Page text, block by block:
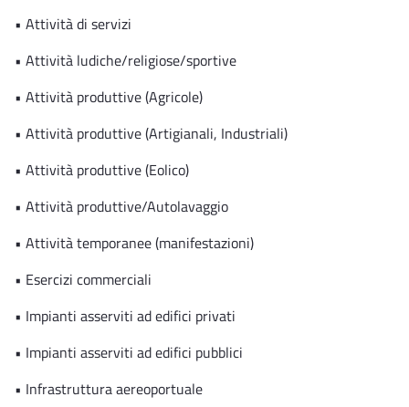
• Attività di servizi
• Attività ludiche/religiose/sportive
• Attività produttive (Agricole)
• Attività produttive (Artigianali, Industriali)
• Attività produttive (Eolico)
• Attività produttive/Autolavaggio
• Attività temporanee (manifestazioni)
• Esercizi commerciali
• Impianti asserviti ad edifici privati
• Impianti asserviti ad edifici pubblici
• Infrastruttura aereoportuale